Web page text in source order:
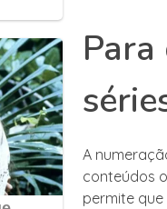
A
conteúdos
permite